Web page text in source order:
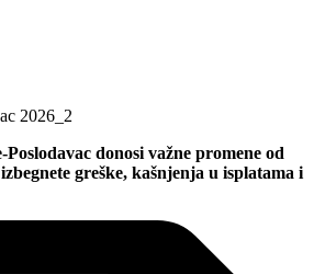
2026_2
donosi važne promene od
greške, kašnjenja u isplatama i